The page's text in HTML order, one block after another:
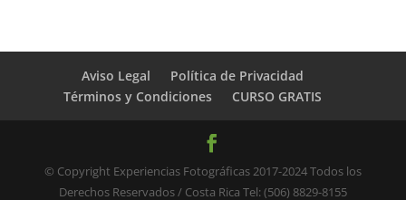
Aviso Legal
Política de Privacidad
Términos y Condiciones
CURSO GRATIS
© Copyright Experiencias Fotográficas 2017-2024 Todos los
Derechos Reservados / Costa Rica Tel: (506) 8829-8155